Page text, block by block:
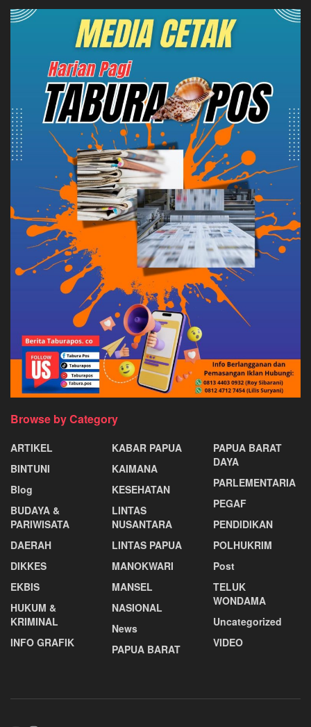
Browse by Category
ARTIKEL
BINTUNI
Blog
BUDAYA &
PARIWISATA
DAERAH
DIKKES
EKBIS
HUKUM &
KRIMINAL
INFO GRAFIK
KABAR PAPUA
KAIMANA
KESEHATAN
LINTAS
NUSANTARA
LINTAS PAPUA
MANOKWARI
MANSEL
NASIONAL
News
PAPUA BARAT
PAPUA BARAT
DAYA
PARLEMENTARIA
PEGAF
PENDIDIKAN
POLHUKRIM
Post
TELUK
WONDAMA
Uncategorized
VIDEO